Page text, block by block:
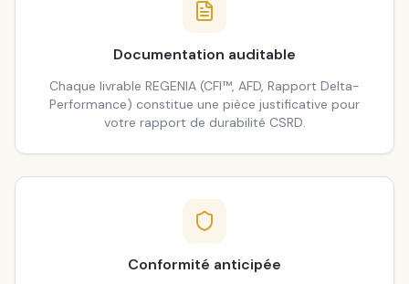
Documentation auditable
Chaque livrable REGENIA (CFI™, AFD, Rapport Delta-
Performance) constitue une pièce justificative pour
votre rapport de durabilité CSRD.
Conformité anticipée